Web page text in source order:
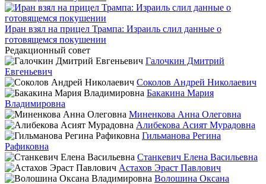
Иран взял на прицел Трампа: Израиль слил данные о
готовящемся покушении
Редакционный совет
Галочкин Дмитрий
Евгеньевич
Соколов Андрей Николаевич
Бакакина Мария
Владимировна
Миненкова Анна Олеговна
Алибекова Асият Мурадовна
Гильманова Регина
Рафиковна
Станкевич Елена Васильевна
Астахов Эраст Павлович
Волошина Оксана